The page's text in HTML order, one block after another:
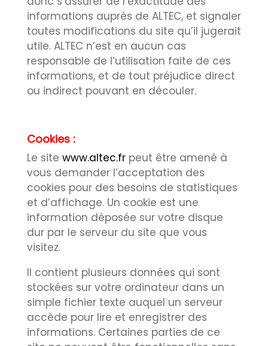
informations auprès de ALTEC, et signaler
toutes modifications du site qu’il jugerait
utile. ALTEC n’est en aucun cas
responsable de l’utilisation faite de ces
informations, et de tout préjudice direct
ou indirect pouvant en découler.
Cookies :
Le site www.altec.frpeut être amené à
vous demander l’acceptation des
cookies pour des besoins de statistiques
et d’affichage. Un cookie est une
information déposée sur votre disque
dur par le serveur du site que vous
visitez.
Il contient plusieurs données qui sont
stockées sur votre ordinateur dans un
simple fichier texte auquel un serveur
accède pour lire et enregistrer des
informations. Certaines parties de ce